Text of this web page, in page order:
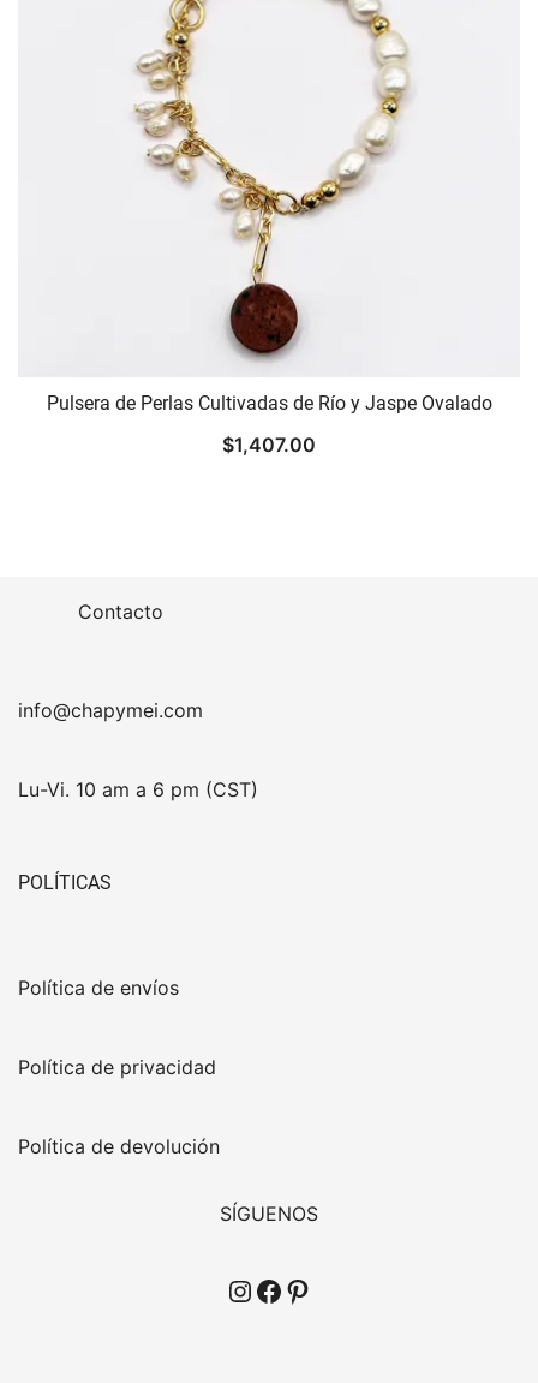
Pulsera de Perlas Cultivadas de Río y Jaspe Ovalado
$1,407.00
Contacto
info@chapymei.com
Lu-Vi. 10 am a 6 pm (CST)
POLÍTICAS
Política de envíos
Política de privacidad
Política de devolución
SÍGUENOS
Instagram
Facebook
Pinterest